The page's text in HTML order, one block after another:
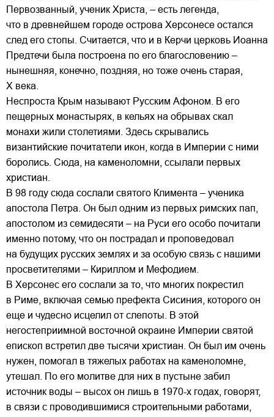
Первозванный, ученик Христа, – есть легенда,
что в древнейшем городе острова Херсонесе остался
след его стопы. Считается, что и в Керчи церковь Иоанна
Предтечи была построена по его благословению –
нынешняя, конечно, поздняя, но тоже очень старая,
Х века.
Неспроста Крым называют Русским Афоном. В его
пещерных монастырях, в кельях на обрывах скал
монахи жили столетиями. Здесь скрывались
византийские почитатели икон, когда в Империи с ними
боролись. Сюда, на каменоломни, ссылали первых
христиан.
В 98 году сюда сослали святого Климента – ученика
апостола Петра. Он был одним из первых римских пап,
апостолом из семидесяти – на Руси его особо почитали
именно потому, что он пострадал и проповедовал
на будущих русских землях и за особую связь с нашими
просветителями – Кириллом и Мефодием.
В Херсонес его сослали за то, что многих покрестил
в Риме, включая семью префекта Сисиния, которого он
еще и чудесно исцелил от слепоты. В этой
негостеприимной восточной окраине Империи святой
епископ встретил две тысячи христиан. Он был им очень
нужен, помогал в тяжелых работах на каменоломне,
утешал. По его молитве для них в пустыне забил
источник воды – высох он лишь в 1970-х годах, говорят,
в связи с проводившимися строительными работами,